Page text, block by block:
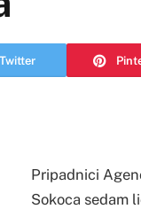
Twitter
Pripadnici
Sokoca sedam